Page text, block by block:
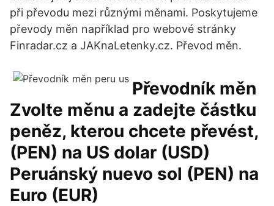
při převodu mezi různými měnami. Poskytujeme
převody měn například pro webové stránky
Finradar.cz a JAKnaLetenky.cz. Převod měn.
Převodník měn
Zvolte měnu a zadejte částku
peněz, kterou chcete převést,
(PEN) na US dolar (USD)
Peruánský nuevo sol (PEN) na
Euro (EUR)